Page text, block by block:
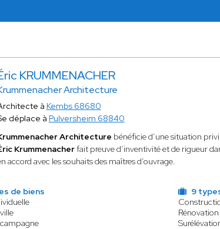
KRUMMENACHER
Architecture
à Kembs 68680
déplace à Pulversheim 68840
Architecture bénéficie d’une situation
Krummenacherfait preuve d’inventivité et de rigueur
accord avec les souhaits des maîtres d’ouvrage.
de biens
9
Rénovation